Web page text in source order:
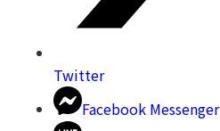
Twitter
Facebook Messenger